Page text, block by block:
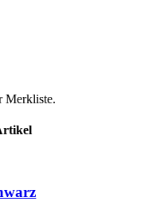
Merkliste.